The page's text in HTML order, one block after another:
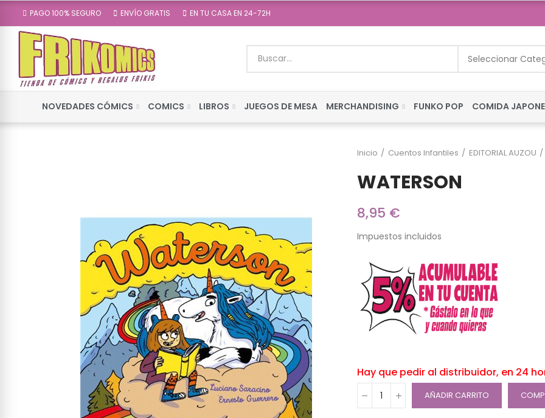
PAGO 100% SEGURO ENVÍO GRATIS EN TU CASA EN 24-72H
Seleccionar
NOVEDADES CÓMICS COMICS LIBROS JUEGOS DE MESA MERCHANDISING FUNKO POP COMIDA
Inicio Cuentos Infantiles EDITORIAL AUZOU
WATERSON
8,95 €
Impuestos incluidos
Hay que pedir al distribuidor, en 24
AÑADIR CARRITO